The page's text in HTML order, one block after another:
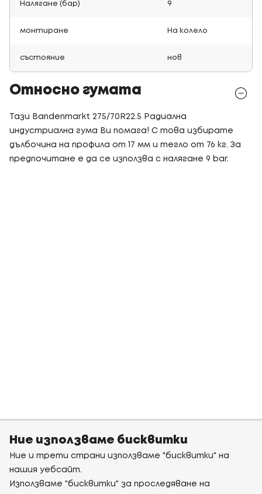
Налягане (бар) 9
монтиране На колело
състояние нов
Относно гумата
Тази Bandenmarkt 275/70R22.5 Радиална
индустриална гума Ви помага! С това избирате
дълбочина на профила от 17 мм и тегло от 76 кг. За
предпочитане е да се използва с налягане 9 bar.
Ние използваме бисквитки
Ние и трети страни използваме "бисквитки" на
нашия уебсайт.
Използваме "бисквитки" за проследяване на